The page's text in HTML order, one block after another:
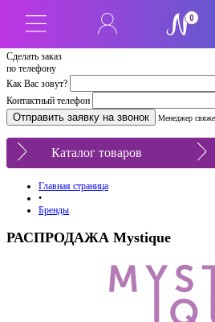
Сделать заказ
по телефону
Как Вас зовут?
Контактный телефон
Менеджер
0
Каталог товаров
Главная страница
•
Бренды
РАСПРОДАЖА Mystique